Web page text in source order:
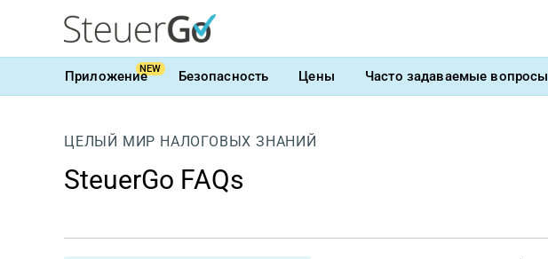
ПриложениеNEW Безопасность Цены Часто задаваемые вопросы
ЦЕЛЫЙ МИР НАЛОГОВЫХ ЗНАНИЙ
SteuerGo FAQs